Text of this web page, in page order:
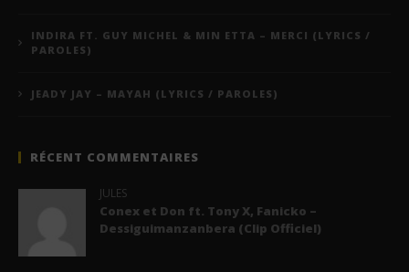
INDIRA FT. GUY MICHEL & MIN ETTA – MERCI (LYRICS /
PAROLES)
JEADY JAY – MAYAH (LYRICS / PAROLES)
RÉCENT COMMENTAIRES
JULES
Conex et Don ft. Tony X, Fanicko –
Dessiguimanzanbera (Clip Officiel)